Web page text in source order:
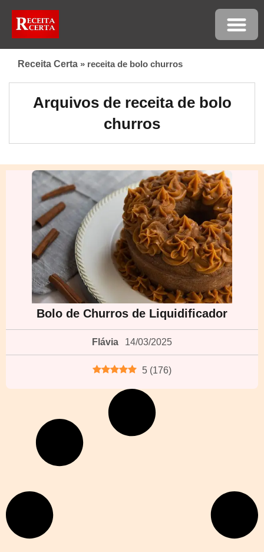
Receita Certa » receita de bolo churros
Arquivos de receita de bolo
churros
Bolo de Churros de Liquidificador
Flávia 14/03/2025
5 (176)